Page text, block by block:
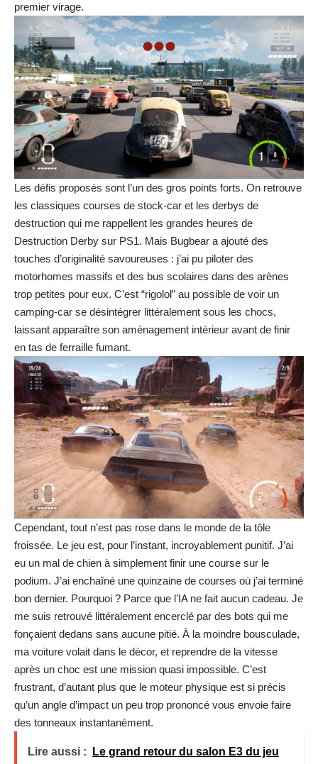
premier virage.
Les défis proposés sont l’un des gros points forts. On retrouve
les classiques courses de stock-car et les derbys de
destruction qui me rappellent les grandes heures de
Destruction Derby sur PS1. Mais Bugbear a ajouté des
touches d’originalité savoureuses : j’ai pu piloter des
motorhomes massifs et des bus scolaires dans des arènes
trop petites pour eux. C’est “rigolol” au possible de voir un
camping-car se désintégrer littéralement sous les chocs,
laissant apparaître son aménagement intérieur avant de finir
en tas de ferraille fumant.
Cependant, tout n’est pas rose dans le monde de la tôle
froissée. Le jeu est, pour l’instant, incroyablement punitif. J’ai
eu un mal de chien à simplement finir une course sur le
podium. J’ai enchaîné une quinzaine de courses où j’ai terminé
bon dernier. Pourquoi ? Parce que l’IA ne fait aucun cadeau. Je
me suis retrouvé littéralement encerclé par des bots qui me
fonçaient dedans sans aucune pitié. À la moindre bousculade,
ma voiture volait dans le décor, et reprendre de la vitesse
après un choc est une mission quasi impossible. C’est
frustrant, d’autant plus que le moteur physique est si précis
qu’un angle d’impact un peu trop prononcé vous envoie faire
des tonneaux instantanément.
Lire aussi :
Le grand retour du salon E3 du jeu